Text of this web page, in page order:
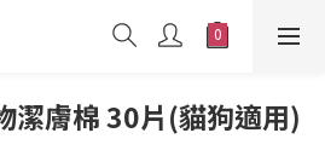
潔膚棉 30片(貓狗適用)